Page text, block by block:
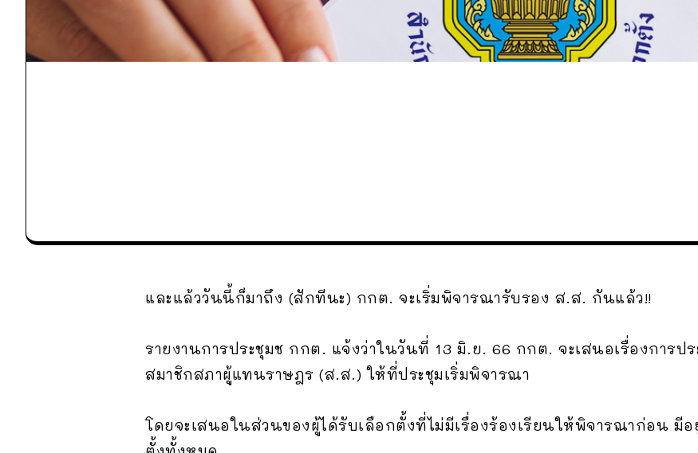
และแล้ววันนี้ก็มาถึง (สักทีนะ) กกต. จะเริ่มพิจารณารับรอง ส.ส. กันแล้ว!!
รายงานการประชุมช กกต. แจ้งว่าในวันที่ 13 มิ.ย. 66 กกต. จะเสนอเรื่องการป
สมาชิกสภาผู้แทนราษฎร (ส.ส.) ให้ที่ประชุมเริ่มพิจารณา
โดยจะเสนอในส่วนของผู้ได้รับเลือกตั้งที่ไม่มีเรื่องร้องเรียนให้พิจารณาก่อน มีอ